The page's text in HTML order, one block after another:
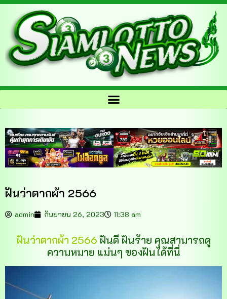
ฝันว่าตากผ้า 2566
admin กันยายน 26, 2023 11:38 am
ฝันว่าตากผ้า 2566 ฝันดี ฝันร้าย คุณสามารถดู
ความหมาย แม่นๆ ของฝันได้ที่นี่